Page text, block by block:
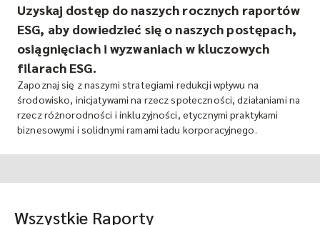
Uzyskaj dostęp do naszych rocznych raportów
ESG, aby dowiedzieć się o naszych postępach,
osiągnięciach i wyzwaniach w kluczowych
filarach ESG.
Zapoznaj się z naszymi strategiami redukcji wpływu na
środowisko, inicjatywami na rzecz społeczności, działaniami na
rzecz różnorodności i inkluzyjności, etycznymi praktykami
biznesowymi i solidnymi ramami ładu korporacyjnego.
Wszystkie Raporty